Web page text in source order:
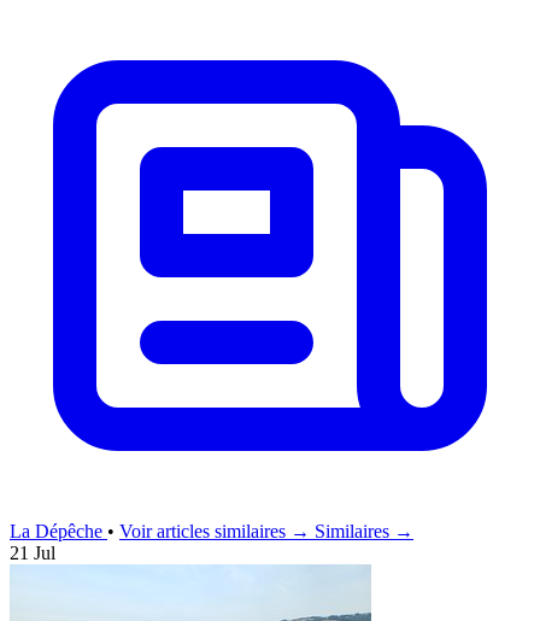
La Dépêche • Voir articles similaires → Similaires →
21 Jul